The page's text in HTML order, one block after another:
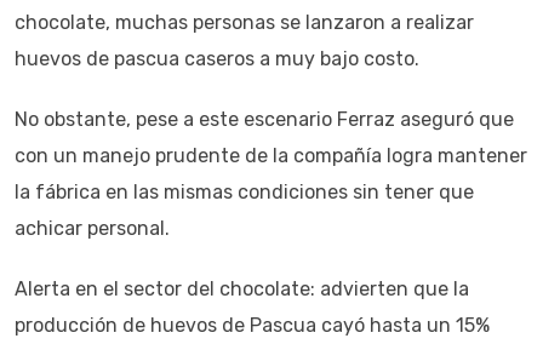
chocolate, muchas personas se lanzaron a realizar
huevos de pascua caseros a muy bajo costo.
No obstante, pese a este escenario Ferraz aseguró que
con un manejo prudente de la compañía logra mantener
la fábrica en las mismas condiciones sin tener que
achicar personal.
Alerta en el sector del chocolate: advierten que la
producción de huevos de Pascua cayó hasta un 15%